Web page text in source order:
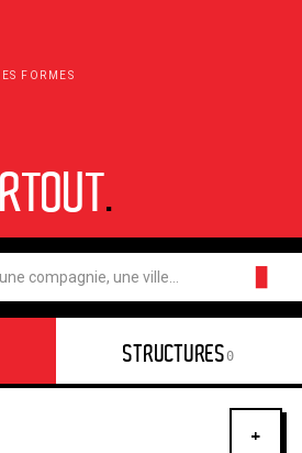
FORMES
.
STRUCTURES0
+